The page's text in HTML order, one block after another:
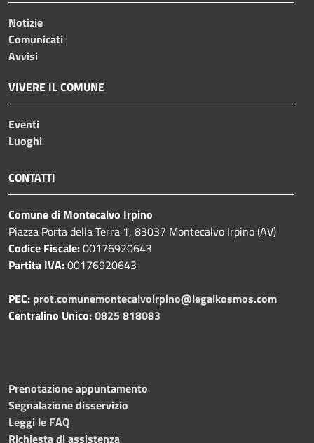
Notizie
Comunicati
Avvisi
VIVERE IL COMUNE
Eventi
Luoghi
CONTATTI
Comune di Montecalvo Irpino
Piazza Porta della Terra 1, 83037 Montecalvo Irpino (AV)
Codice Fiscale:00176920643
Partita IVA:00176920643
PEC: prot.comunemontecalvoirpino@legalkosmos.com
Centralino Unico:0825 818083
Prenotazione appuntamento
Segnalazione disservizio
Leggi le FAQ
Richiesta di assistenza